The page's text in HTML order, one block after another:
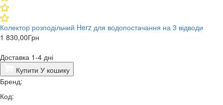
Колектор розподільчий Herz для водопостачання на 3 відводи
1 830,00Грн
Доставка 1-4 дні
Купити У кошику
Бренд:
Код: